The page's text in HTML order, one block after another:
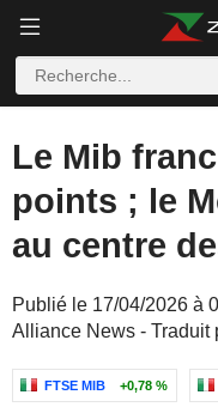
Le Mib
points ; le
au centre
Publié le 17/04/2026 à
Alliance News - Traduit
FTSE MIB +0,78 %